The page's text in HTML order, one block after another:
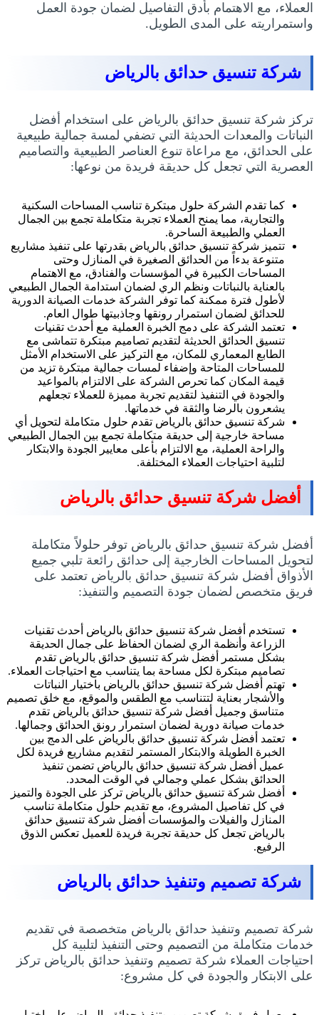
العملاء، مع الاهتمام بأدق التفاصيل لضمان جودة العمل
واستمراريته على المدى الطويل.
شركة تنسيق حدائق بالرياض
تركز شركة تنسيق حدائق بالرياض على استخدام أفضل
النباتات والمعدات الحديثة التي تضفي لمسة جمالية طبيعية
على الحدائق، مع مراعاة تنوع العناصر الطبيعية والتصاميم
العصرية التي تجعل كل حديقة فريدة من نوعها:
كما تقدم الشركة حلول مبتكرة تناسب المساحات السكنية
والتجارية، مما يمنح العملاء تجربة متكاملة تجمع بين الجمال
العملي والطبيعة الساحرة.
تتميز شركة تنسيق حدائق بالرياض بقدرتها على تنفيذ مشاريع
متنوعة بدءاً من الحدائق الصغيرة في المنازل وحتى
المساحات الكبيرة في المؤسسات والفنادق، مع الاهتمام
بالعناية بالنباتات ونظم الري لضمان استدامة الجمال الطبيعي
لأطول فترة ممكنة كما توفر الشركة خدمات الصيانة الدورية
للحدائق لضمان استمرار رونقها وجاذبيتها طوال العام.
تعتمد الشركة على دمج الخبرة العملية مع أحدث تقنيات
تنسيق الحدائق الحديثة لتقديم تصاميم مبتكرة تتماشى مع
الطابع المعماري للمكان، مع التركيز على الاستخدام الأمثل
للمساحات المتاحة وإضفاء لمسات جمالية مبتكرة تزيد من
قيمة المكان كما تحرص الشركة على الالتزام بالمواعيد
والجودة في التنفيذ لتقديم تجربة مميزة للعملاء تجعلهم
يشعرون بالرضا والثقة في خدماتها.
شركة تنسيق حدائق بالرياض تقدم حلول متكاملة لتحويل أي
مساحة خارجية إلى حديقة متكاملة تجمع بين الجمال الطبيعي
والراحة العملية، مع الالتزام بأعلى معايير الجودة والابتكار
لتلبية احتياجات العملاء المختلفة.
أفضل شركة تنسيق حدائق بالرياض
أفضل شركة تنسيق حدائق بالرياض توفر حلولاً متكاملة
لتحويل المساحات الخارجية إلى حدائق رائعة تلبي جميع
الأذواق أفضل شركة تنسيق حدائق بالرياض تعتمد على
فريق متخصص لضمان جودة التصميم والتنفيذ:
تستخدم أفضل شركة تنسيق حدائق بالرياض أحدث تقنيات
الزراعة وأنظمة الري لضمان الحفاظ على جمال الحديقة
بشكل مستمر أفضل شركة تنسيق حدائق بالرياض تقدم
تصاميم مبتكرة لكل مساحة بما يتناسب مع احتياجات العملاء.
تهتم أفضل شركة تنسيق حدائق بالرياض باختيار النباتات
والأشجار بعناية لتتناسب مع الطقس والموقع، مع خلق تصميم
متناسق وجميل أفضل شركة تنسيق حدائق بالرياض تقدم
خدمات صيانة دورية لضمان استمرار رونق الحدائق وجمالها.
تعتمد أفضل شركة تنسيق حدائق بالرياض على الدمج بين
الخبرة الطويلة والابتكار المستمر لتقديم مشاريع فريدة لكل
عميل أفضل شركة تنسيق حدائق بالرياض تضمن تنفيذ
الحدائق بشكل عملي وجمالي في الوقت المحدد.
أفضل شركة تنسيق حدائق بالرياض تركز على الجودة والتميز
في كل تفاصيل المشروع، مع تقديم حلول متكاملة تناسب
المنازل والفيلات والمؤسسات أفضل شركة تنسيق حدائق
بالرياض تجعل كل حديقة تجربة فريدة للعميل تعكس الذوق
الرفيع.
شركة تصميم وتنفيذ حدائق بالرياض
شركة تصميم وتنفيذ حدائق بالرياض متخصصة في تقديم
خدمات متكاملة من التصميم وحتى التنفيذ لتلبية كل
احتياجات العملاء شركة تصميم وتنفيذ حدائق بالرياض تركز
على الابتكار والجودة في كل مشروع: